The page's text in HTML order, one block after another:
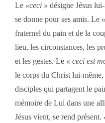
Le «ceci » désigne Jésus
se donne pour ses amis. Le
fraternel du pain et de la
lieu, les circonstances, les
et les gestes. Le « ceci est
le corps du Christ lui-
disciples qui partagent le
mémoire de Lui dans une
Jésus vient, se rend présent.